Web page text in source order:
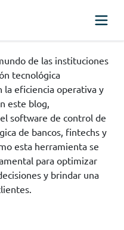
de las instituciones
tecnológica
la eficiencia operativa y
este blog,
software de control de
de bancos, fintechs y
esta herramienta se
para optimizar
y brindar una